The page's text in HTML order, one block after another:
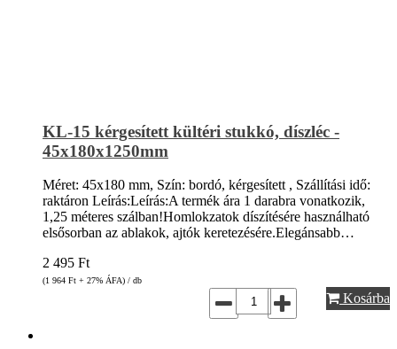
KL-15 kérgesített kültéri stukkó, díszléc -
45x180x1250mm
Méret: 45x180 mm, Szín: bordó, kérgesített , Szállítási idő:
raktáron Leírás:Leírás:A termék ára 1 darabra vonatkozik,
1,25 méteres szálban!Homlokzatok díszítésére használható
elsősorban az ablakok, ajtók keretezésére.Elegánsabb…
2 495 Ft
(1 964 Ft + 27% ÁFA) / db
Kosárba